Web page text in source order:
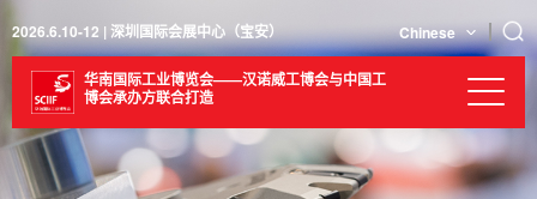
2026.6.10-12 | 深圳国际会展中心（宝安） Chinese
华南国际工业博览会——汉诺威工博会与中国工
博会承办方联合打造